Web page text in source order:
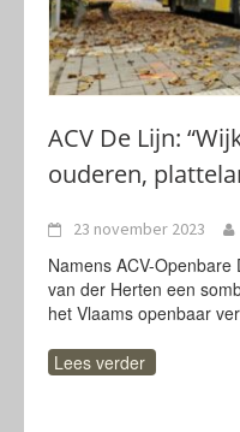
ACV De Lijn:
ouderen,
23 november 2023
Namens ACV-
van der Herten een
het Vlaams openbaar
Lees verder